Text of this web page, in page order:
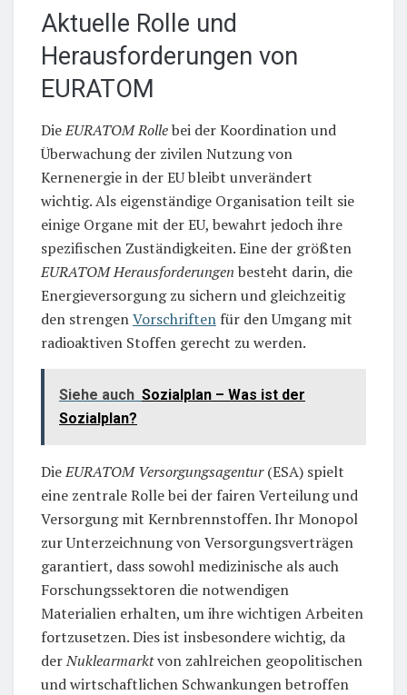
Aktuelle Rolle und
Herausforderungen von
EURATOM
DieEURATOM Rollebei der Koordination und
Überwachung der zivilen Nutzung von
Kernenergie in der EU bleibt unverändert
wichtig. Als eigenständige Organisation teilt sie
einige Organe mit der EU, bewahrt jedoch ihre
spezifischen Zuständigkeiten. Eine der größten
EURATOM Herausforderungen besteht darin, die
Energieversorgung zu sichern und gleichzeitig
den strengenVorschriften für den Umgang mit
radioaktiven Stoffen gerecht zu werden.
Siehe auch Sozialplan – Was ist der
Sozialplan?
DieEURATOM Versorgungsagentur(ESA) spielt
eine zentrale Rolle bei der fairen Verteilung und
Versorgung mit Kernbrennstoffen. Ihr Monopol
zur Unterzeichnung von Versorgungsverträgen
garantiert, dass sowohl medizinische als auch
Forschungssektoren die notwendigen
Materialien erhalten, um ihre wichtigen Arbeiten
fortzusetzen. Dies ist insbesondere wichtig, da
derNuklearmarktvon zahlreichen geopolitischen
und wirtschaftlichen Schwankungen betroffen